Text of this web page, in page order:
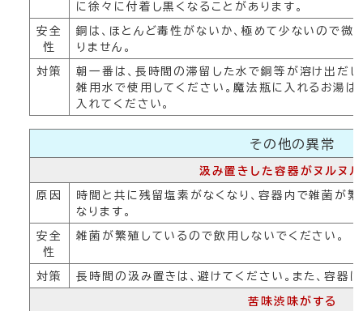
に徐々に付着し黒くなることがあります。
安全
性
銅は、ほとんど毒性がないか、極めて少ないので
りません。
対策
朝一番は、長時間の滞留した水で銅等が溶け出だ
雑用水で使用してください。魔法瓶に入れるお湯
入れてください。
その他の異常
汲み置きした容器がヌルヌ
原因
時間と共に残留塩素がなくなり、容器内で雑菌が
なります。
安全
性
雑菌が繁殖しているので飲用しないでください。
対策 長時間の汲み置きは、避けてください。また、容器
苦味渋味がする